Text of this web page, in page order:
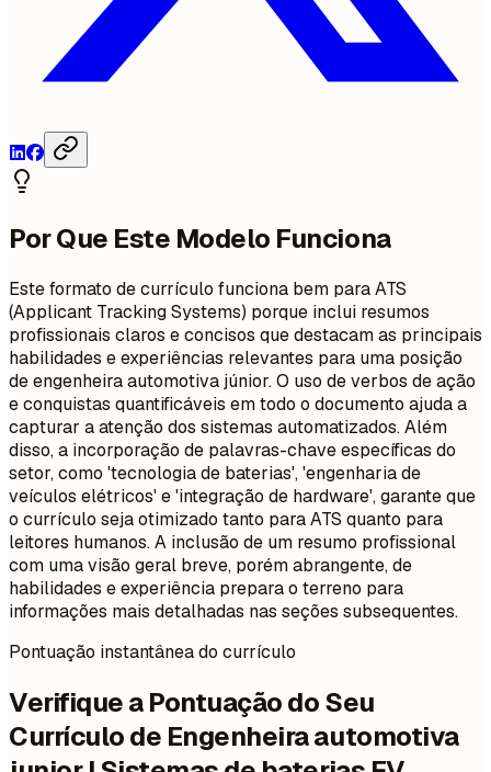
Por Que Este Modelo Funciona
Este formato de currículo funciona bem para ATS
(Applicant Tracking Systems) porque inclui resumos
profissionais claros e concisos que destacam as principais
habilidades e experiências relevantes para uma posição
de engenheira automotiva júnior. O uso de verbos de ação
e conquistas quantificáveis em todo o documento ajuda a
capturar a atenção dos sistemas automatizados. Além
disso, a incorporação de palavras-chave específicas do
setor, como 'tecnologia de baterias', 'engenharia de
veículos elétricos' e 'integração de hardware', garante que
o currículo seja otimizado tanto para ATS quanto para
leitores humanos. A inclusão de um resumo profissional
com uma visão geral breve, porém abrangente, de
habilidades e experiência prepara o terreno para
informações mais detalhadas nas seções subsequentes.
Pontuação instantânea do currículo
Verifique a Pontuação do Seu
Currículo de Engenheira automotiva